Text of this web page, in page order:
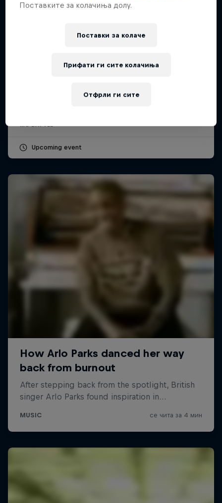
Red Bull Batalla Peru National Final 2026
MC BATTLE
Upcoming event
Поставките за колачиња долу.
Поставки за колачe
Отфрли ги сите
Прифати ги сите колачиња